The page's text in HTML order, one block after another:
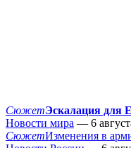
СюжетЭскалация для
Новости мира — 6
СюжетИзменения в